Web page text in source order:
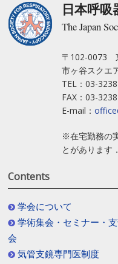
日本呼吸
The Japan
〒102-0073
市ヶ谷スクエ
TEL：03-
FAX：03-
E-mail：
※在宅勤務の
とがあります．
Contents
学会について
学術集会・セミナー・
会
気管支鏡専門医制度